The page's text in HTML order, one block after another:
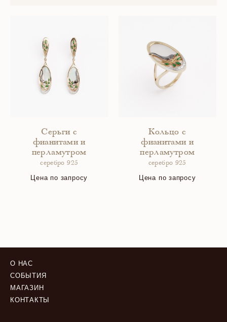
Серьги с
фианитами и
перламутром
серебро 925
Цена по запросу
Кольцо с
фианитами и
перламутром
серебро 925
Цена по запросу
О НАС
СОБЫТИЯ
МАГАЗИН
КОНТАКТЫ